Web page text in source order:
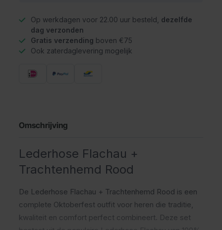
Op werkdagen voor 22.00 uur besteld, dezelfde
dag verzonden
Gratis verzending boven €75
Ook zaterdaglevering mogelijk
Omschrijving
Lederhose Flachau +
Trachtenhemd Rood
De Lederhose Flachau + Trachtenhemd Rood is een
complete Oktoberfest outfit voor heren die traditie,
kwaliteit en comfort perfect combineert. Deze set